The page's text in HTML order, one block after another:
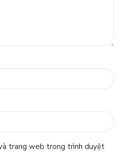
trang web trong trình duyệt